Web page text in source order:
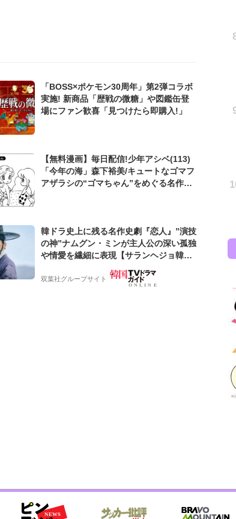
「BOSS×ポケモン30周年」第2弾コラボ
実施! 新商品「歴戦の微糖」や図鑑缶登
場にファン歓喜「見つけたら即購入!」
【無料漫画】毎日配信!少年アシベ(113)
「今年の海」森下裕美/キュートなゴマフ
アザラシの“ゴマちゃん”をめぐる名作ギ
韓ドラ史上に残る名作史劇『恋人』”演技
の神”ナムグン・ミンが主人公の深い孤独
や情愛を繊細に表現【サランヘジョ韓ド
双葉社グループサイト